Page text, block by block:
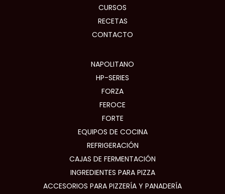
CURSOS
RECETAS
CONTACTO
NAPOLITANO
HP-SERIES
FORZA
FEROCE
FORTE
EQUIPOS DE COCINA
REFRIGERACIÓN
CAJAS DE FERMENTACIÓN
INGREDIENTES PARA PIZZA
ACCESORIOS PARA PIZZERÍA Y PANADERÍA